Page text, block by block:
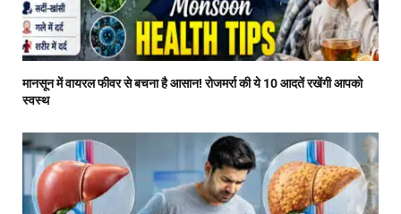
मानसून में वायरल फीवर से बचना है आसान! रोजमर्रा की ये 10 आदतें रखेंगी आपको
स्वस्थ